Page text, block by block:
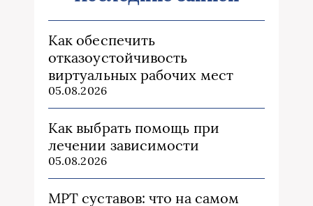
Как обеспечить
отказоустойчивость
виртуальных рабочих мест
05.08.2026
Как выбрать помощь при
лечении зависимости
05.08.2026
МРТ суставов: что на самом